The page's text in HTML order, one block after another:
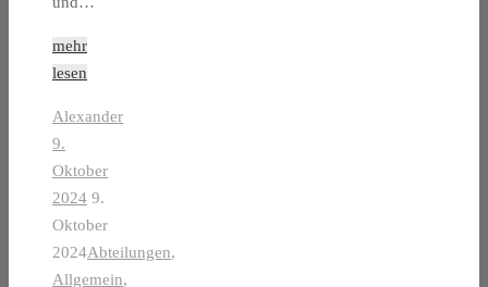
mehr
lesen
Alexander
9.
Oktober
2024 9.
Oktober
2024Abteilungen,
Allgemein,